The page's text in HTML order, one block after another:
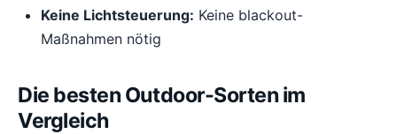
Keine Lichtsteuerung: Keine blackout-
Maßnahmen nötig
Die besten Outdoor-Sorten im
Vergleich